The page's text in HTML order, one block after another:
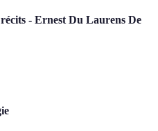
- Ernest Du Laurens De